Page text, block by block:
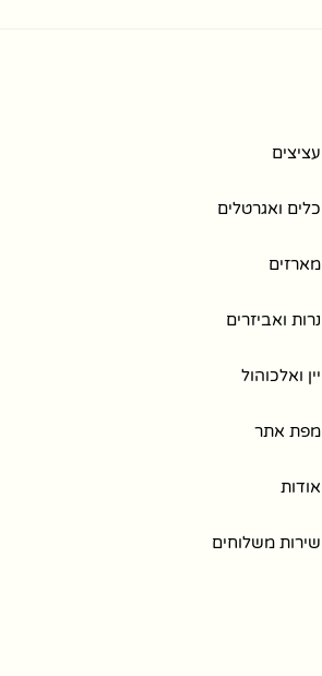
עציצים
כלים ואגרטלים
מארזים
נרות ואביזרים
יין ואלכוהול
מפת אתר
אודות
שירות משלוחים